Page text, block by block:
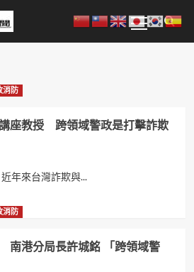
Menu
消防
講座教授 跨領域警政是打擊詐欺
年來台灣詐欺與...
消防
南港分局長許城銘 「跨領域警